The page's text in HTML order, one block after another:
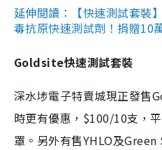
延伸閱讀：【快速測試套裝
毒抗原快速測試劑！捐贈10
Goldsite快速測試套裝
深水埗電子特賣城現正發售
時更有優惠，$100/10支，
罩。另外有售YHLO及Green